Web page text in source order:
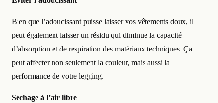
Bien que l’adoucissant puisse laisser vos vêtements doux, il
peut également laisser un résidu qui diminue la capacité
d’absorption et de respiration des matériaux techniques. Ça
peut affecter non seulement la couleur, mais aussi la
performance de votre legging.
Séchage à l’air libre